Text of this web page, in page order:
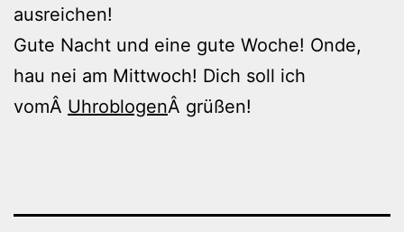
ausreichen!
Gute Nacht und eine gute Woche! Onde,
hau nei am Mittwoch! Dich soll ich
vomÂ UhroblogenÂ grüßen!